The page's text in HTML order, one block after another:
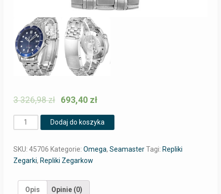
3 326,98zł 693,40 zł
Ilość Dodaj do koszyka
SKU: 45706 Kategorie: Omega, Seamaster Tagi: Repliki
Zegarki, Repliki Zegarkow
Opis Opinie (0)